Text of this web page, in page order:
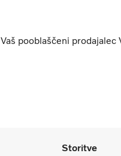
Vaš pooblaščeni
Storitve